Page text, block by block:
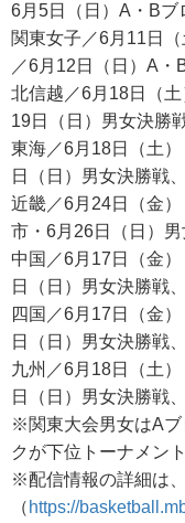
6月5日（日）A・Bブ
関東女子／6月11日
／6月12日（日）A・
北信越／6月18日（
19日（日）男女決勝
東海／6月18日（土
日（日）男女決勝戦
近畿／6月24日（金
市・6月26日（日）
中国／6月17日（金
日（日）男女決勝戦
四国／6月17日（金
日（日）男女決勝戦
九州／6月18日（土
日（日）男女決勝戦
※関東大会男女はAブ
クが下位トーナメン
※配信情報の詳細は、
（ https://